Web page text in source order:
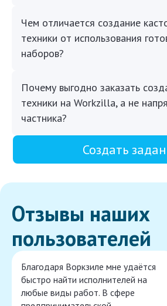
Чем отличается создание
техники от использования
наборов?
Почему выгодно заказать
техники на Workzilla, а не
частника?
Создать
Отзывы наших
пользователей
Благодаря Воркзиле мне удаётся
быстро найти исполнителей на
любые виды работ. В сфере